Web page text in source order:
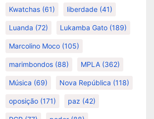
Kwatchas (61) liberdade (41)
Luanda (72) Lukamba Gato (189)
Marcolino Moco (105)
marimbondos (88) MPLA (362)
Música (69) Nova República (118)
oposição (171) paz (42)